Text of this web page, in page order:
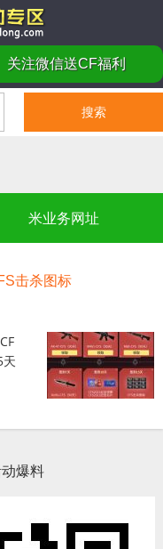
关注微信送CF福利
米业务网址
击杀图标
爆料